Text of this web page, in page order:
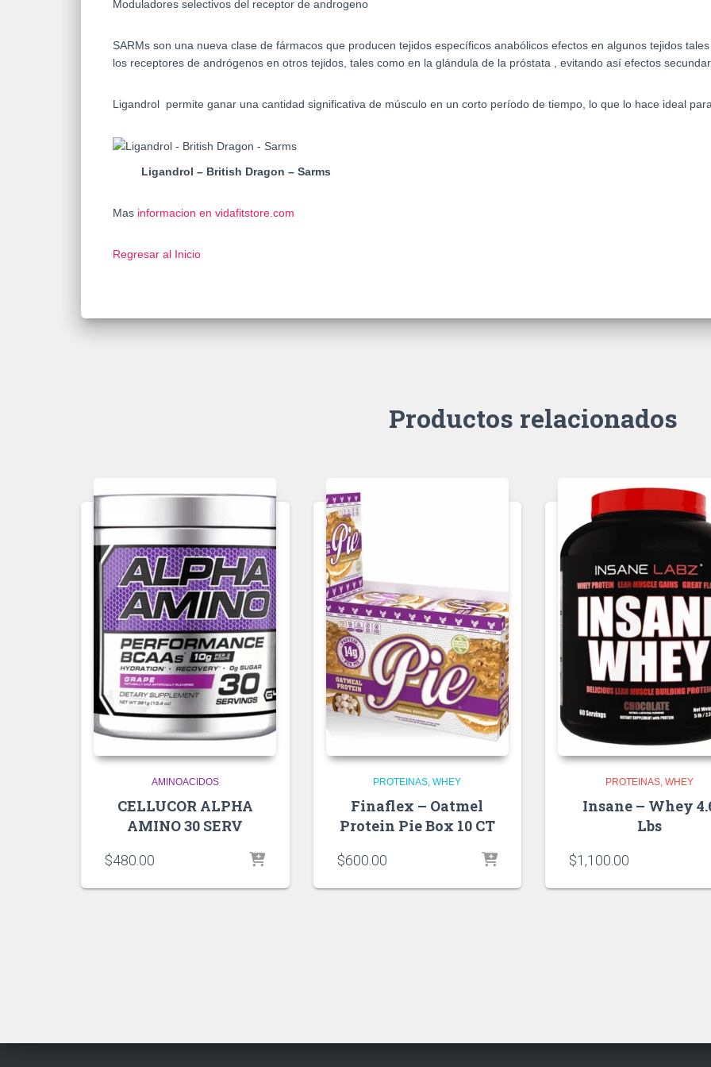
Moduladores selectivos del receptor de androgeno
SARMs son una nueva clase de fármacos que producen tejidos específicos anabólicos efectos en algunos tejidos
los receptores de andrógenos en otros tejidos, tales como en la glándula de la próstata , evitando así efectos
Ligandrol permite ganar una cantidad significativa de músculo en un corto período de tiempo, lo que lo hace ideal
Ligandrol – British Dragon – Sarms
Mas informacion en vidafitstore.com
Regresar al Inicio
Productos relacionados
AMINOACIDOS
CELLUCOR ALPHA
AMINO 30 SERV
$480.00
PROTEINAS WHEY
Finaflex – Oatmel
Protein Pie Box 10 CT
$600.00
PROTEINAS WHEY
Insane – Whey
Lbs
$1,100.00